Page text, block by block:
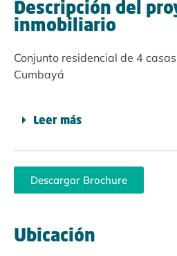
Descripción del
inmobiliario
Conjunto residencial de 4
Cumbayá
Leer más
Descargar Brochure
Ubicación